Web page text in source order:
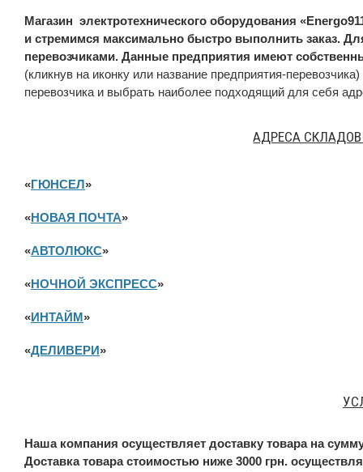
Магазин электротехнического оборудования «Energo
и стремимся максимально быстро выполнить заказ.
перевозчиками. Данные предприятия имеют
(кликнув на иконку или название предприятия-
перевозчика и выбрать наиболее подходящий для себя
АДРЕСА СКЛАДОВ
«ГЮНСЕЛ»
«НОВАЯ ПОЧТА»
«АВТОЛЮКС»
«НОЧНОЙ ЭКСПРЕСС»
«ИНТАЙМ»
«ДЕЛИВЕРИ»
Наша компания осуществляет доставку товара на
Доставка товара стоимостью ниже 3000 грн.